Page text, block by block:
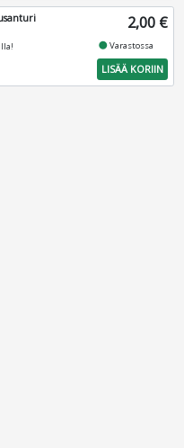
2,00 €
fiber_manual_recordVarastossa
LISÄÄ KORIIN